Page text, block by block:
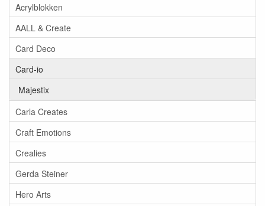
Acrylblokken
AALL & Create
Card Deco
Card-io
Majestix
Carla Creates
Craft Emotions
Crealies
Gerda Steiner
Hero Arts